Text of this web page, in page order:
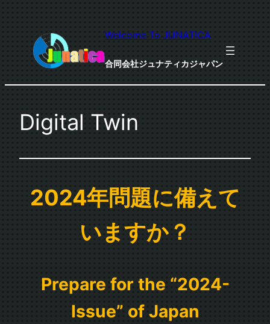
Welcome To JUNATICA
合同会社ジュナティカジャパン
Digital Twin
2024年問題に備えて
いますか？
Prepare for the “2024-
Issue” of Japan